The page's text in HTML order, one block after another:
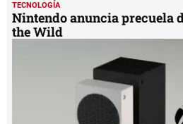
TECNOLOGÍA
Nintendo anuncia precuela
the Wild